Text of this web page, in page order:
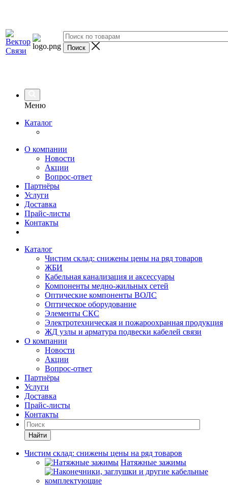
Меню
Каталог
О компании
Новости
Акции
Вопрос-ответ
Партнёры
Услуги
Доставка
Прайс-листы
Контакты
Каталог
Чистим склад: снижены цены на ряд товаров
ЖБИ
Кабельная канализация и аксессуары
Компоненты медно-жильных сетей
Оптические компоненты ВОЛС
Оптическое оборудование
Элементы СКС
Электротехническая и пожароохранная продукция
ЖД узлы и арматура подвески кабелей связи
О компании
Новости
Акции
Вопрос-ответ
Партнёры
Услуги
Доставка
Прайс-листы
Контакты
Найти
Чистим склад: снижены цены на ряд товаров
Натяжные зажимы